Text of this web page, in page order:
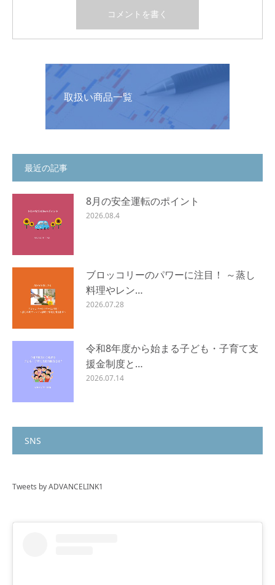
取扱い商品一覧
最近の記事
8月の安全運転のポイント
2026.08.4
ブロッコリーのパワーに注目！ ～蒸し
料理やレン…
2026.07.28
令和8年度から始まる子ども・子育て支
援金制度と…
2026.07.14
SNS
Tweets by ADVANCELINK1